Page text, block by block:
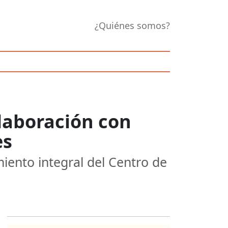
¿Quiénes somos?
con
integral del Centro de